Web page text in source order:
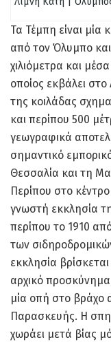
Τα Τέμπη είναι μία
από τον Όλυμπο
χιλιόμετρα και
οποίος εκβάλει στο
της κοιλάδας
και περίπου 500
γεωγραφικά
σημαντικό
Θεσσαλία και τη
Περίπου στο κέντρο
γνωστή εκκλησία
περίπου το 1910
των
εκκλησία
αρχικό
μία οπή στο βράχο
Παρασκευής. Η
χωράει μετά βίας